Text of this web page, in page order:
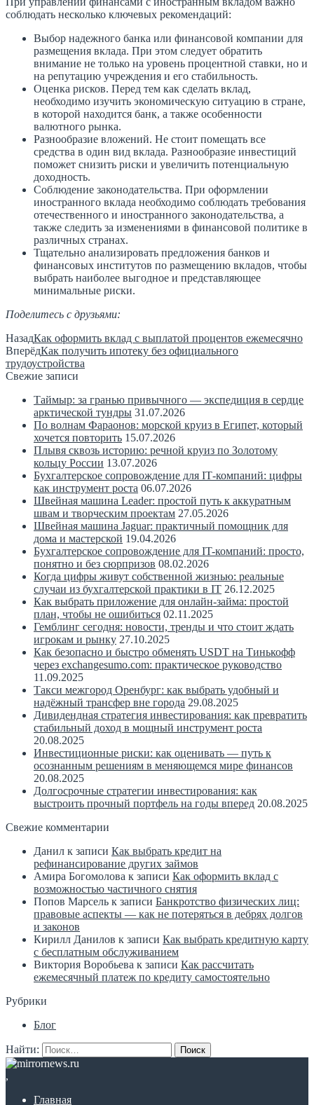
соблюдать несколько ключевых рекомендаций:
Выбор надежного банка или финансовой компании для
размещения вклада. При этом следует обратить
внимание не только на уровень процентной ставки, но и
на репутацию учреждения и его стабильность.
Оценка рисков. Перед тем как сделать вклад,
необходимо изучить экономическую ситуацию в стране,
в которой находится банк, а также особенности
валютного рынка.
Разнообразие вложений. Не стоит помещать все
средства в один вид вклада. Разнообразие инвестиций
поможет снизить риски и увеличить потенциальную
доходность.
Соблюдение законодательства. При оформлении
иностранного вклада необходимо соблюдать требования
отечественного и иностранного законодательства, а
также следить за изменениями в финансовой политике в
различных странах.
Тщательно анализировать предложения банков и
финансовых институтов по размещению вкладов, чтобы
выбрать наиболее выгодное и представляющее
минимальные риски.
Поделитесь с друзьями:
НазадКак оформить вклад с выплатой процентов ежемесячно
ВперёдКак получить ипотеку без официального
трудоустройства
Свежие записи
Таймыр: за гранью привычного — экспедиция в сердце
арктической тундры 31.07.2026
По волнам Фараонов: морской круиз в Египет, который
хочется повторить 15.07.2026
Плывя сквозь историю: речной круиз по Золотому
кольцу России 13.07.2026
Бухгалтерское сопровождение для IT‑компаний: цифры
как инструмент роста 06.07.2026
Швейная машина Leader: простой путь к аккуратным
швам и творческим проектам 27.05.2026
Швейная машина Jaguar: практичный помощник для
дома и мастерской 19.04.2026
Бухгалтерское сопровождение для IT-компаний: просто,
понятно и без сюрпризов 08.02.2026
Когда цифры живут собственной жизнью: реальные
случаи из бухгалтерской практики в IT 26.12.2025
Как выбрать приложение для онлайн-займа: простой
план, чтобы не ошибиться 02.11.2025
Гемблинг сегодня: новости, тренды и что стоит ждать
игрокам и рынку 27.10.2025
Как безопасно и быстро обменять USDT на Тинькофф
через exchangesumo.com: практическое руководство
11.09.2025
Такси межгород Оренбург: как выбрать удобный и
надёжный трансфер вне города 29.08.2025
Дивидендная стратегия инвестирования: как превратить
стабильный доход в мощный инструмент роста
20.08.2025
Инвестиционные риски: как оценивать — путь к
осознанным решениям в меняющемся мире финансов
20.08.2025
Долгосрочные стратегии инвестирования: как
выстроить прочный портфель на годы вперед 20.08.2025
Свежие комментарии
Данил к записи Как выбрать кредит на
рефинансирование других займов
Амира Богомолова к записи Как оформить вклад с
возможностью частичного снятия
Попов Марсель к записи Банкротство физических лиц:
правовые аспекты — как не потеряться в дебрях долгов
и законов
Кирилл Данилов к записи Как выбрать кредитную карту
с бесплатным обслуживанием
Виктория Воробьева к записи Как рассчитать
ежемесячный платеж по кредиту самостоятельно
Рубрики
Блог
Найти:
,
Главная